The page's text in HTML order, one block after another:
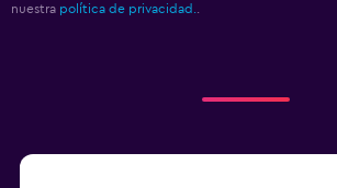
nuestra política de privacidad.